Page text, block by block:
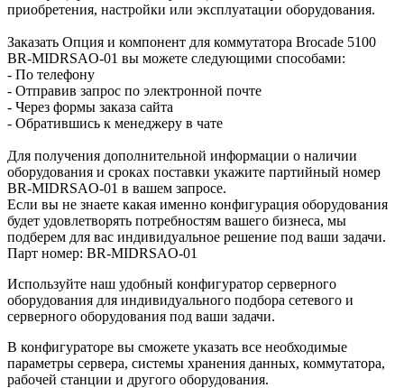
приобретения, настройки или эксплуатации оборудования.
Заказать Опция и компонент для коммутатора Brocade 5100
BR-MIDRSAO-01 вы можете следующими способами:
- По телефону
- Отправив запрос по электронной почте
- Через формы заказа сайта
- Обратившись к менеджеру в чате
Для получения дополнительной информации о наличии
оборудования и сроках поставки укажите партийный номер
BR-MIDRSAO-01 в вашем запросе.
Если вы не знаете какая именно конфигурация оборудования
будет удовлетворять потребностям вашего бизнеса, мы
подберем для вас индивидуальное решение под ваши задачи.
Парт номер: BR-MIDRSAO-01
Используйте наш удобный конфигуратор серверного
оборудования для индивидуального подбора сетевого и
серверного оборудования под ваши задачи.
В конфигураторе вы сможете указать все необходимые
параметры сервера, системы хранения данных, коммутатора,
рабочей станции и другого оборудования.